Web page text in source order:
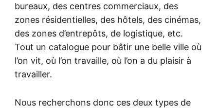
bureaux, des centres commerciaux, des
zones résidentielles, des hôtels, des cinémas,
des zones d’entrepôts, de logistique, etc.
Tout un catalogue pour bâtir une belle ville où
l’on vit, où l’on travaille, où l’on a du plaisir à
travailler.
Nous recherchons donc ces deux types de